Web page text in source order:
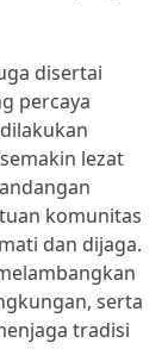
disertai
percaya
lezat
komunitas
dan dijaga.
serta
tradisi